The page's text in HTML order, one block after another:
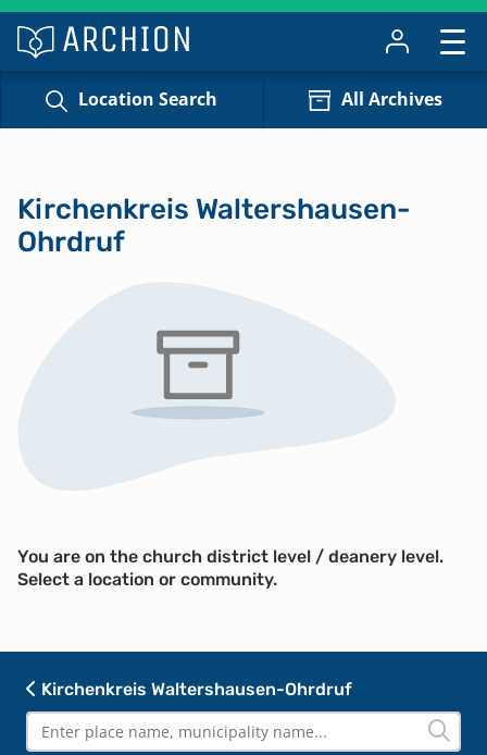
Location Search All Archives
Kirchenkreis Waltershausen-Ohrdruf
Kirchenkreis Waltershausen-
Ohrdruf
You are on the church district level / deanery level.
Select a location or community.